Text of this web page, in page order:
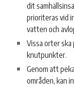
dit
prioriteras vid
vatten och
Vissa orter
knutpunkter.
Genom att
områden, kan